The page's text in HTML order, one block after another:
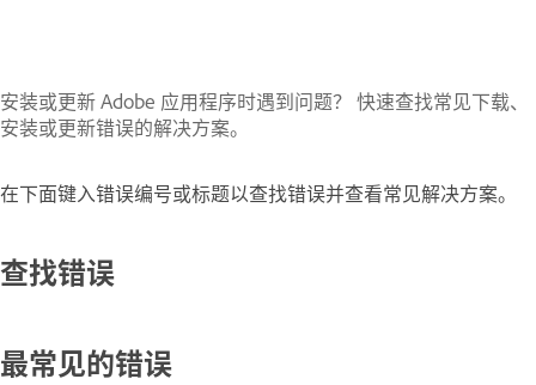
安装或更新 Adobe 应用程序时遇到问题？ 快速查找常见下载、
安装或更新错误的解决方案。
在下面键入错误编号或标题以查找错误并查看常见解决方案。
查找错误
最常见的错误